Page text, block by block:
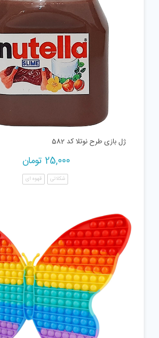
ژل بازی طرح نوتلا کد 582
25,000 تومان
شکلاتی قهوه ای